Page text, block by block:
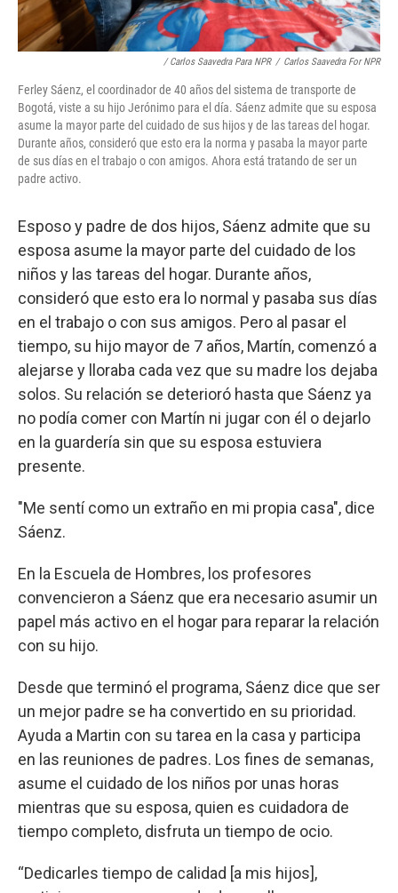
/ Carlos Saavedra Para NPR / Carlos Saavedra For NPR
Ferley Sáenz, el coordinador de 40 años del sistema de transporte de
Bogotá, viste a su hijo Jerónimo para el día. Sáenz admite que su esposa
asume la mayor parte del cuidado de sus hijos y de las tareas del hogar.
Durante años, consideró que esto era la norma y pasaba la mayor parte
de sus días en el trabajo o con amigos. Ahora está tratando de ser un
padre activo.
Esposo y padre de dos hijos, Sáenz admite que su
esposa asume la mayor parte del cuidado de los
niños y las tareas del hogar. Durante años,
consideró que esto era lo normal y pasaba sus días
en el trabajo o con sus amigos. Pero al pasar el
tiempo, su hijo mayor de 7 años, Martín, comenzó a
alejarse y lloraba cada vez que su madre los dejaba
solos. Su relación se deterioró hasta que Sáenz ya
no podía comer con Martín ni jugar con él o dejarlo
en la guardería sin que su esposa estuviera
presente.
"Me sentí como un extraño en mi propia casa", dice
Sáenz.
En la Escuela de Hombres, los profesores
convencieron a Sáenz que era necesario asumir un
papel más activo en el hogar para reparar la relación
con su hijo.
Desde que terminó el programa, Sáenz dice que ser
un mejor padre se ha convertido en su prioridad.
Ayuda a Martin con su tarea en la casa y participa
en las reuniones de padres. Los fines de semanas,
asume el cuidado de los niños por unas horas
mientras que su esposa, quien es cuidadora de
tiempo completo, disfruta un tiempo de ocio.
“Dedicarles tiempo de calidad [a mis hijos],